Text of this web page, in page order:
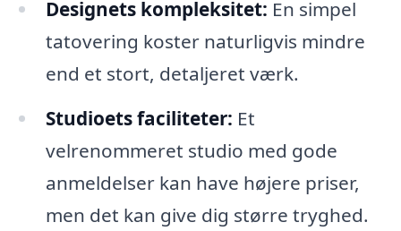
Designets kompleksitet: En simpel
tatovering koster naturligvis mindre
end et stort, detaljeret værk.
Studioets faciliteter: Et
velrenommeret studio med gode
anmeldelser kan have højere priser,
men det kan give dig større tryghed.